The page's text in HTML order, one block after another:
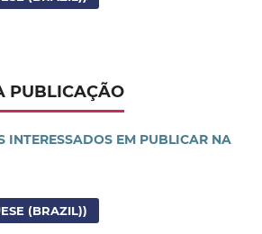
PUBLICAÇÃO
INTERESSADOS EM PUBLICAR NA
(BRAZIL))